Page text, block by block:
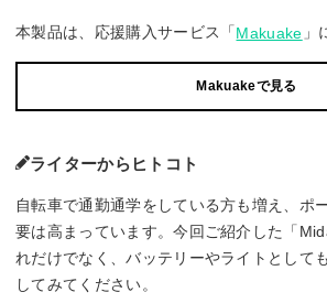
本製品は、応援購入サービス「Makuake 」
Makuakeで見る
ライターからヒトコト
自転車で通勤通学をしている方も増え、ポ
要は高まっています。今回ご紹介した「
れだけでなく、バッテリーやライトとして
してみてください。